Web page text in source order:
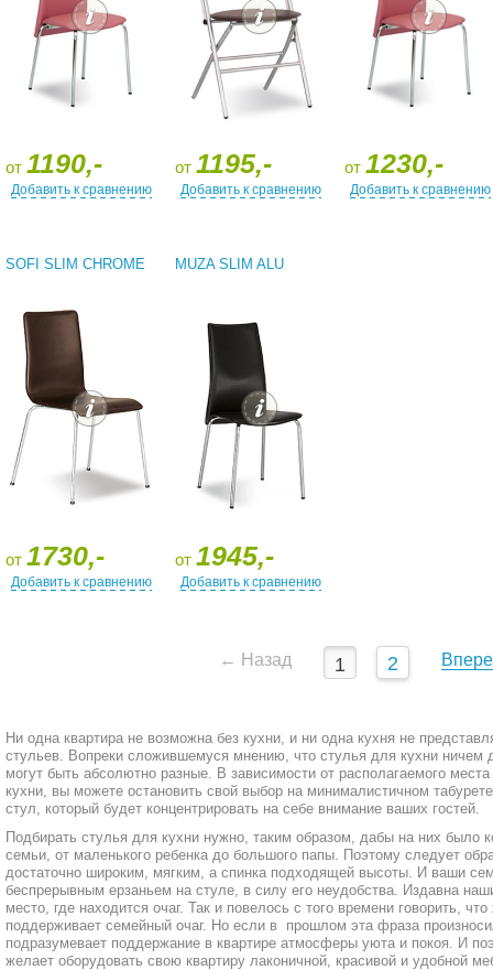
Ни одна квартира не возможна без кухни, и ни одна кухня не
стульев. Вопреки сложившемуся мнению, что стулья для кухни ничем
могут быть абсолютно разные. В зависимости от располагаемого
кухни, вы можете остановить свой выбор на минималистичном
стул, который будет концентрировать на себе внимание ваших гостей.
Подбирать стулья для кухни нужно, таким образом, дабы на них было
семьи, от маленького ребенка до большого папы. Поэтому следует
достаточно широким, мягким, а спинка подходящей высоты. И ваши
беспрерывным ерзаньем на стуле, в силу его неудобства. Издавна
место, где находится очаг. Так и повелось с того времени говорить,
поддерживает семейный очаг. Но если в прошлом эта фраза
подразумевает поддержание в квартире атмосферы уюта и покоя. И
желает оборудовать свою квартиру лаконичной, красивой и удобной
от 1190,-
Добавить к сравнению
от 1195,-
Добавить к сравнению
от 1230,-
Добавить к сравнению
SOFI SLIM CHROME
от 1730,-
Добавить к сравнению
MUZA SLIM ALU
от 1945,-
Добавить к сравнению
← Назад 1 2